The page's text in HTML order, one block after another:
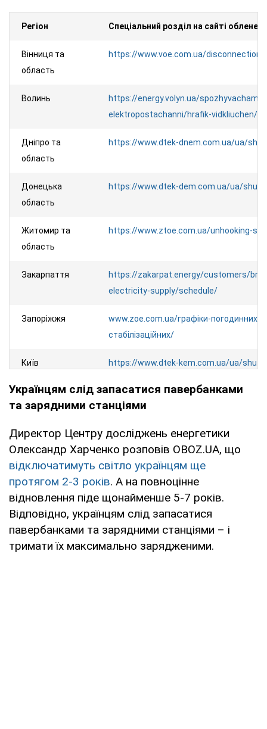
Регіон Спеціальний розділ на сайті
Вінниця та
область
https://www.voe.com.ua/disconnection/
Волинь
https://energy.volyn.ua/spozhyvacham/
elektropostachanni/hrafik-vidkliuchen/
Дніпро та
область
https://www.dtek-dnem.com.ua/ua/
Донецька
область
https://www.dtek-dem.com.ua/ua/
Житомир та
область
https://www.ztoe.com.ua/unhooking-
Закарпаття
https://zakarpat.energy/customers/
electricity-supply/schedule/
Запоріжжя
www.zoe.com.ua/графіки-погодинних-
стабілізаційних/
Київ https://www.dtek-kem.com.ua/ua/
Київська
область
https://www.dtek-krem.com.ua/ua/
Кіровоградська
область
https://kiroe.com.ua/electricity-blackout
Львів та
область
https://info.loe.lviv.ua/(тільки у
кабінеті)
Миколаїв та
область
spozhyvachiv
Українцям слід запасатися павербанками
та зарядними станціями
Директор Центру досліджень енергетики
Олександр Харченко розповів OBOZ.UA, що
відключатимуть світло українцям ще
протягом 2-3 років. А на повноцінне
відновлення піде щонайменше 5-7 років.
Відповідно, українцям слід запасатися
павербанками та зарядними станціями – і
тримати їх максимально зарядженими.